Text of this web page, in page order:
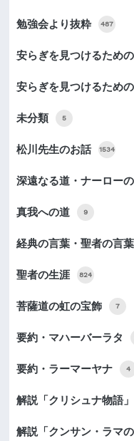
勉強会より抜粋 487
安らぎを見つけるため
安らぎを見つけるため
未分類 5
松川先生のお話 1534
深遠なる道・ナーロー
真我への道 9
経典の言葉・聖者の言葉
聖者の生涯 824
菩薩道の虹の宝飾 7
要約・マハーバーラタ
要約・ラーマーヤナ 4
解説「クリシュナ物語」
解説「クンサン・ラマの